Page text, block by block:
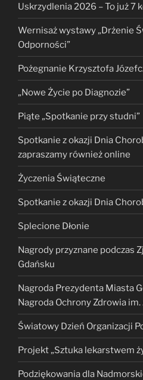
Uskrzydlenia 2026 – To już 7
Wernisaż wystawy „Drżenie
Odporności”
Pożegnanie Krzysztofa
„Nowe Życie po Diagnozie”
Piąte „Spotkanie przy studni”
Spotkanie z okazji Dnia
zapraszamy również online
Życzenia Świąteczne
Spotkanie z okazji Dnia
Splecione Dłonie
Nagrody przyznane podczas
Gdańsku
Nagroda Prezydenta Miasta
Nagroda Ochrony Zdrowia
Światowy Dzień Organizacji
Projekt „Sztuka lekarstwem
Podziękowania dla